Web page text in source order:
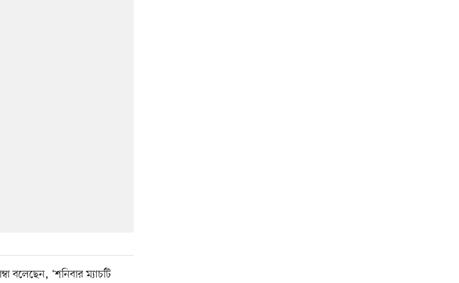
বলেছেন, ‘শনিবার ম্যাচটি